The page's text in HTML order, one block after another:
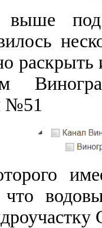
выше под
№51
что